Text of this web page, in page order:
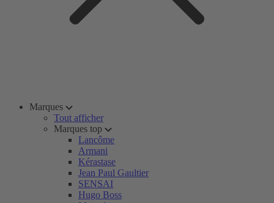
Marques
Tout afficher
Marques top
Lancôme
Armani
Kérastase
Jean Paul Gaultier
SENSAI
Hugo Boss